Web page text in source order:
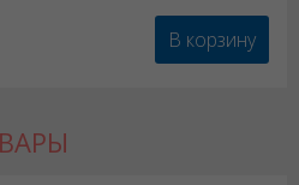
В корзину